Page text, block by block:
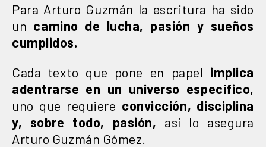
Para Arturo Guzmán la escritura ha sido
un camino de lucha, pasión y sueños
cumplidos.
Cada texto que pone en papel implica
adentrarse en un universo específico,
uno que requiere convicción, disciplina
y, sobre todo, pasión, así lo asegura
Arturo Guzmán Gómez.